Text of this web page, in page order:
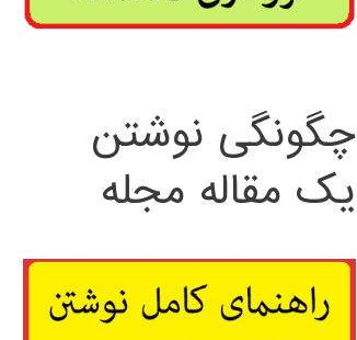
چگونگی نوشتن
یک مقاله مجله